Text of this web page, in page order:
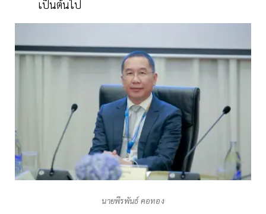
เป็นต้นไป
นายพีรพันธ์ คอทอง